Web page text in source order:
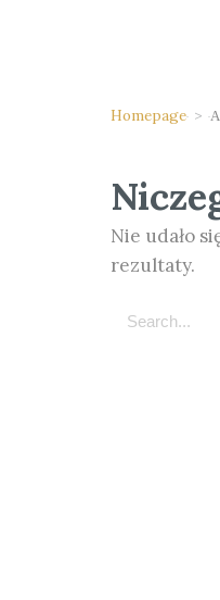
Homepage >
Nie udało
rezultaty.